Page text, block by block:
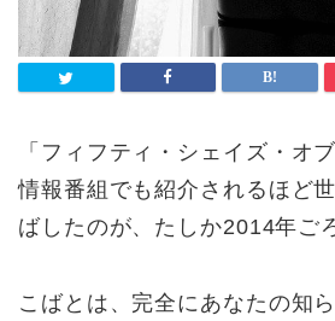
「フィフティ・シェイズ・オ
情報番組でも紹介されるほど
ばしたのが、たしか2014年ご
こばとは、完全にあなたの知